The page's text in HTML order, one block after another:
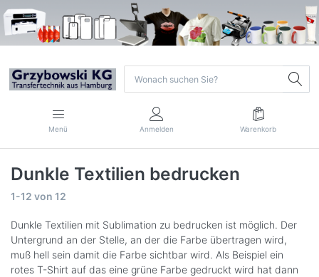
Menü Anmelden Warenkorb
Dunkle Textilien bedrucken
1-12 von 12
Dunkle Textilien mit Sublimation zu bedrucken ist möglich. Der
Untergrund an der Stelle, an der die Farbe übertragen wird,
muß hell sein damit die Farbe sichtbar wird. Als Beispiel ein
rotes T-Shirt auf das eine grüne Farbe gedruckt wird hat dann